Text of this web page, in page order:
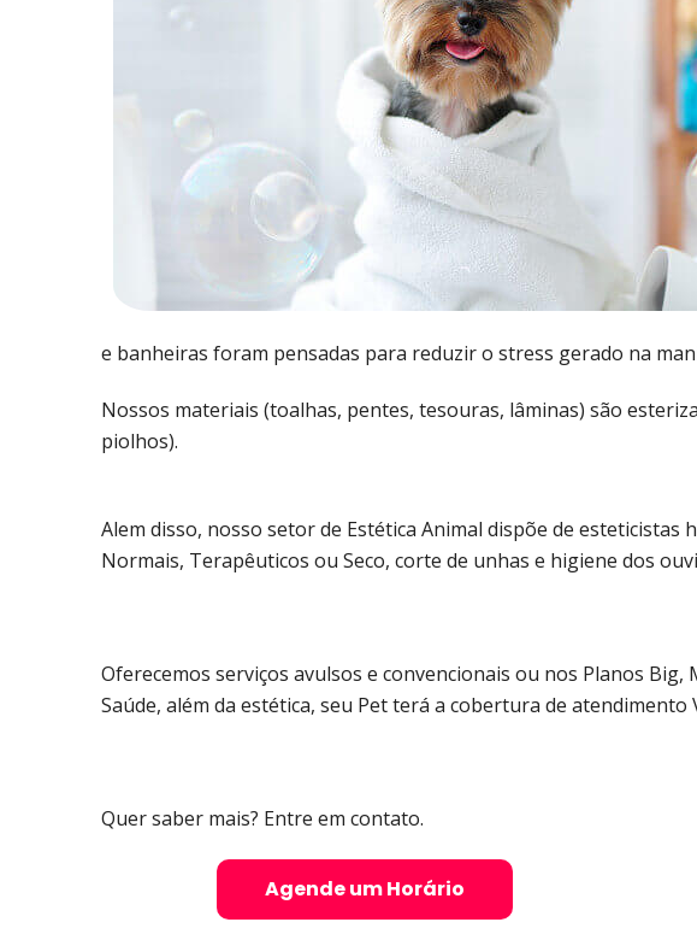
e banheiras foram pensadas para reduzir o stress gerado na
Nossos materiais (toalhas, pentes, tesouras, lâminas) são
piolhos).
Alem disso, nosso setor de Estética Animal dispõe de
Normais, Terapêuticos ou Seco, corte de unhas e higiene dos
Oferecemos serviços avulsos e convencionais ou nos Planos
Saúde, além da estética, seu Pet terá a cobertura de
Quer saber mais? Entre em contato.
Agende um Horário